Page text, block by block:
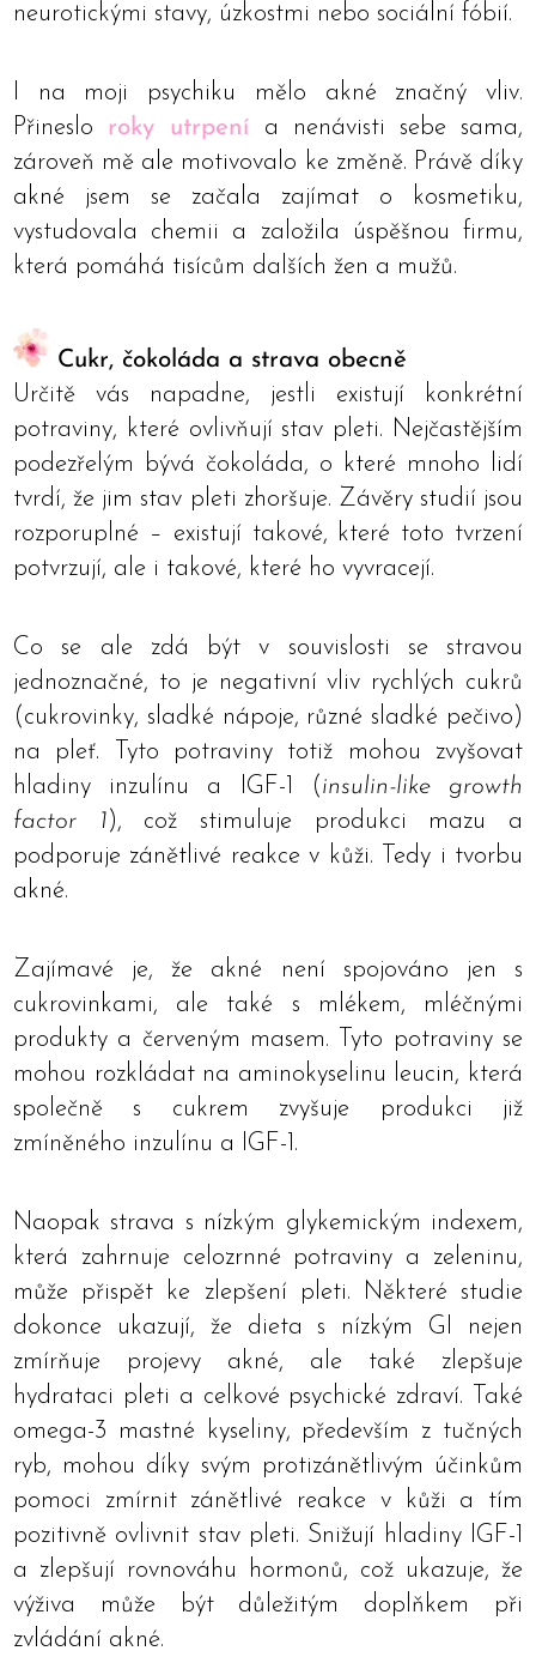
neurotickými stavy, úzkostmi nebo sociální fóbií.
I na moji psychiku mělo akné značný vliv.
Přineslo roky utrpení a nenávisti sebe sama,
zároveň mě ale motivovalo ke změně. Právě díky
akné jsem se začala zajímat o kosmetiku,
vystudovala chemii a založila úspěšnou firmu,
která pomáhá tisícům dalších žen a mužů.
Cukr, čokoláda a strava obecně
Určitě vás napadne, jestli existují konkrétní
potraviny, které ovlivňují stav pleti. Nejčastějším
podezřelým bývá čokoláda, o které mnoho lidí
tvrdí, že jim stav pleti zhoršuje. Závěry studií jsou
rozporuplné – existují takové, které toto tvrzení
potvrzují, ale i takové, které ho vyvracejí.
Co se ale zdá být v souvislosti se stravou
jednoznačné, to je negativní vliv rychlých cukrů
(cukrovinky, sladké nápoje, různé sladké pečivo)
na pleť. Tyto potraviny totiž mohou zvyšovat
hladiny inzulínu a IGF-1 (insulin-like growth
factor 1), což stimuluje produkci mazu a
podporuje zánětlivé reakce v kůži. Tedy i tvorbu
akné.
Zajímavé je, že akné není spojováno jen s
cukrovinkami, ale také s mlékem, mléčnými
produkty a červeným masem. Tyto potraviny se
mohou rozkládat na aminokyselinu leucin, která
společně s cukrem zvyšuje produkci již
zmíněného inzulínu a IGF-1.
Naopak strava s nízkým glykemickým indexem,
která zahrnuje celozrnné potraviny a zeleninu,
může přispět ke zlepšení pleti. Některé studie
dokonce ukazují, že dieta s nízkým GI nejen
zmírňuje projevy akné, ale také zlepšuje
hydrataci pleti a celkové psychické zdraví. Také
omega-3 mastné kyseliny, především z tučných
ryb, mohou díky svým protizánětlivým účinkům
pomoci zmírnit zánětlivé reakce v kůži a tím
pozitivně ovlivnit stav pleti. Snižují hladiny IGF-1
a zlepšují rovnováhu hormonů, což ukazuje, že
výživa může být důležitým doplňkem při
zvládání akné.